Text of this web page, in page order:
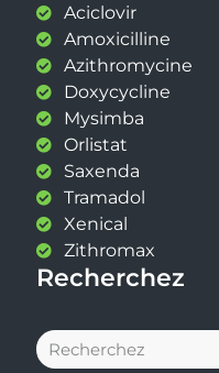
Aciclovir
Amoxicilline
Azithromycine
Doxycycline
Mysimba
Orlistat
Saxenda
Tramadol
Xenical
Zithromax
Recherchez